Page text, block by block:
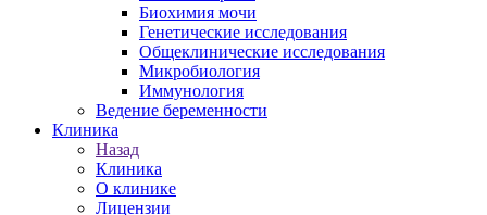
Биохимия мочи
Генетические исследования
Общеклинические исследования
Микробиология
Иммунология
Ведение беременности
Клиника
Назад
Клиника
О клинике
Лицензии